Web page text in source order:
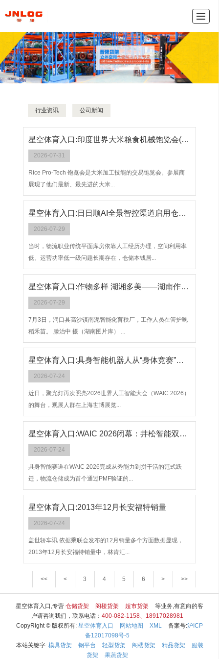
产品中心 新闻动态 公司介绍 联系我们
行业资讯 公司新闻
星空体育入口:印度世界大米粮食机械饱览会(RICE PROTECH EXPO)
2026-07-31
Rice Pro-Tech 饱览会是大米加工技能的交易饱览会。参展商
展现了他们最新、最先进的大米...
星空体育入口:日日顺AI全景智控渠道启用仓储利用率提高48%
2026-07-29
当时，物流职业传统平面库房依靠人工经历办理，空间利用率
低、运营功率低一级问题长期存在，仓储本钱居...
星空体育入口:作物多样 湖湘多美——湖南作物培育向“新”成长
2026-07-29
7月3日，洞口县高沙镇南泥智能化育秧厂，工作人员在管护晚
稻禾苗。 滕治中 摄（湖南图片库） ...
星空体育入口:具身智能机器人从“身体竞赛”转向“大脑竞赛”
2026-07-24
近日，聚光灯再次照亮2026世界人工智能大会（WAIC 2026）
的舞台，观展人群在上海世博展览...
星空体育入口:WAIC 2026闭幕：井松智能双轨架构帮B端企业跨越技术换代鸿沟
2026-07-24
具身智能赛道在WAIC 2026完成从秀能力到拼干活的范式跃
迁，物流仓储成为首个通过PMF验证的...
星空体育入口:2013年12月长安福特销量
2026-07-24
盖世轿车讯 依据乘联会发布的12月销量多个方面数据显现，
2013年12月长安福特销量中，林肯汇...
<< < 3 4 5 6 > >>
星空体育入口,专营 仓储货架 阁楼货架 超市货架
等业务,有意向的客
户请咨询我们，联系电话： 400-082-1158、18917028981
CopyRight © 版权所有: 星空体育入口 网站地图 XML 备案号:沪ICP
备12017098号-5
本站关键字: 模具货架 钢平台 轻型货架 阁楼货架 精品货架
服装
货架
果蔬货架